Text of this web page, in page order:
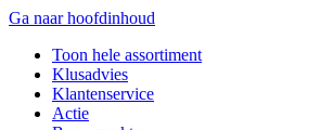
Ga naar hoofdinhoud
Toon hele assortiment
Klusadvies
Klantenservice
Actie